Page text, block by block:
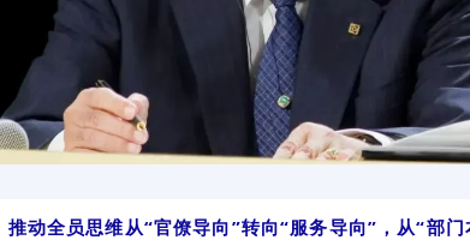
推动全员思维从“官僚导向”转向“服务导向”，从“部